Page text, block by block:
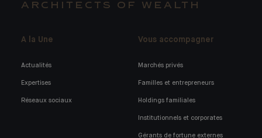
ARCHITECTS OF WEALTH
A la Une
Actualités
Expertises
Réseaux sociaux
Vous accompagner
Marchés privés
Familles et entrepreneurs
Holdings familiales
Institutionnels et corporates
Gérants de fortune externes